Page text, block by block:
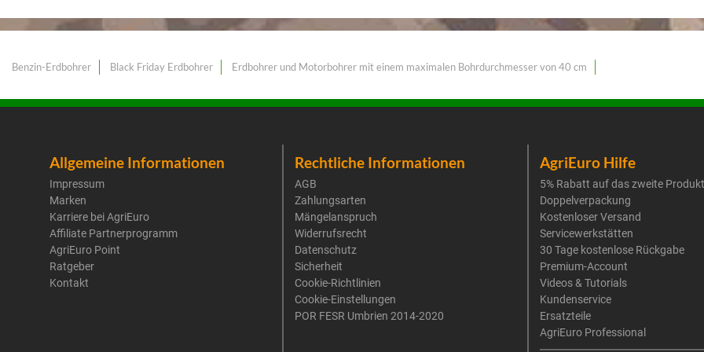
Benzin-Erdbohrer Black Friday Erdbohrer Erdbohrer und Motorbohrer mit einem maximalen Bohrdurchmesser von 40 cm
Allgemeine Informationen
Impressum
Marken
Karriere bei AgriEuro
Affiliate Partnerprogramm
AgriEuro Point
Ratgeber
Kontakt
Rechtliche Informationen
AGB
Zahlungsarten
Mängelanspruch
Widerrufsrecht
Datenschutz
Sicherheit
Cookie-Richtlinien
Cookie-Einstellungen
POR FESR Umbrien 2014-2020
AgriEuro Hilfe
5% Rabatt auf das zweite Produkt
Doppelverpackung
Kostenloser Versand
Servicewerkstätten
30 Tage kostenlose Rückgabe
Premium-Account
Videos & Tutorials
Kundenservice
Ersatzteile
AgriEuro Professional